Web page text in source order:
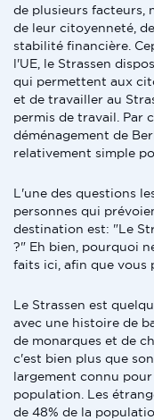
de plusieurs facteurs,
de leur citoyenneté,
stabilité financière.
l'UE, le Strassen
qui permettent aux
et de travailler au
permis de travail. Par
déménagement de
relativement simple
L'une des questions
personnes qui
destination est: "Le
?" Eh bien, pourquoi
faits ici, afin que vous
Le Strassen est
avec une histoire de
de monarques et de
c'est bien plus que
largement connu
population. Les
de 48% de la